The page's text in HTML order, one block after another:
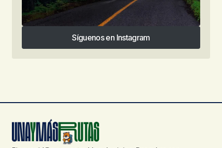
Síguenos en Instagram
Síguenos en Instagram